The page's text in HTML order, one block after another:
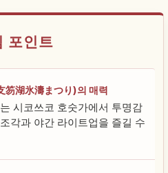
포인트
笏湖氷濤まつり)의 매력
시코쓰코 호숫가에서 투명감
각과 야간 라이트업을 즐길 수